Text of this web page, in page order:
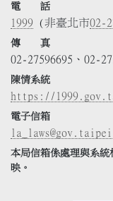
電 話
1999 (非臺北市02-
傳 真
02-27596695、02-
陳情系統
https://
電子信箱
la_laws@gov.taipei
本局信箱係處理與系
映。